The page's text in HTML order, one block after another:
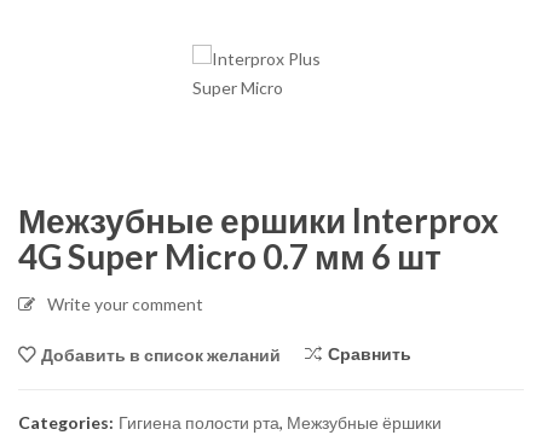
Межзубные ершики Interprox
4G Super Micro 0.7 мм 6 шт
Write your comment
Добавить в список желаний Сравнить
Categories: Гигиена полости рта, Межзубные ёршики